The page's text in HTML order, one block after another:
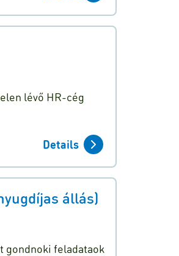
lévő HR-cég
Details
állás)
gondnoki feladataok